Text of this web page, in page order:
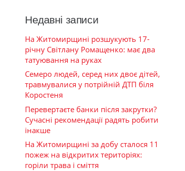
Недавні записи
На Житомирщині розшукують 17-
річну Світлану Ромащенко: має два
татуювання на руках
Семеро людей, серед них двоє дітей,
травмувалися у потрійній ДТП біля
Коростеня
Перевертаєте банки після закрутки?
Сучасні рекомендації радять робити
інакше
На Житомирщині за добу сталося 11
пожеж на відкритих територіях:
горіли трава і сміття